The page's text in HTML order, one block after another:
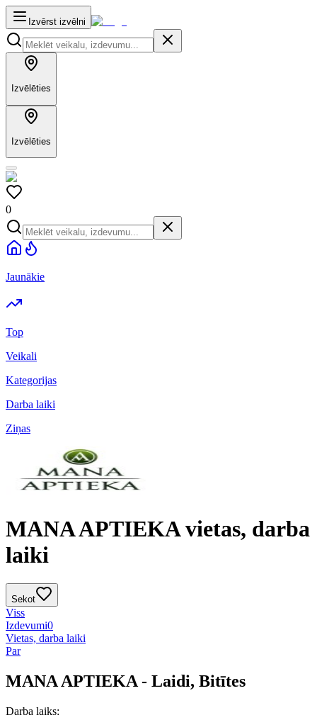
Izvērst izvēlni
Izvēlēties
Izvēlēties
0
Jaunākie
Top
Veikali
Kategorijas
Darba laiki
Ziņas
MANA APTIEKA vietas, darba
laiki
Sekot
Viss
Izdevumi0
Vietas, darba laiki
Par
MANA APTIEKA - Laidi, Bitītes
Darba laiks: